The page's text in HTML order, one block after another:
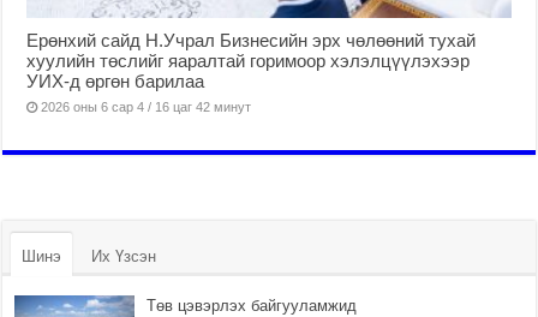
Ерөнхий сайд Н.Учрал Бизнесийн эрх чөлөөний тухай
хуулийн төслийг яаралтай горимоор хэлэлцүүлэхээр
УИХ-д өргөн барилаа
2026 оны 6 сар 4 / 16 цаг 42 минут
Шинэ Их Үзсэн
Төв цэвэрлэх байгууламжид